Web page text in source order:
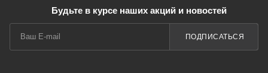
Будьте в курсе наших акций и новостей
ПОДПИСАТЬСЯ